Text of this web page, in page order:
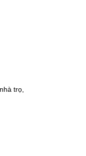
trọ,